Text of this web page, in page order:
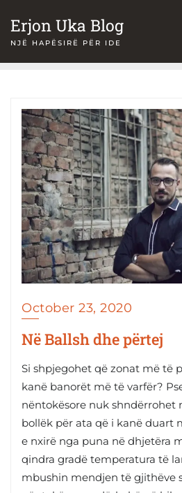
toErjon Uka Blog
NJË HAPËSIRË PËR IDE
October 23, 2020
Në Ballsh dhe përtej
Si shpjegohet që zonat më të
kanë banorët më të varfër?
nëntokësore nuk shndërrohet
bollëk për ata që i kanë duart
e nxirë nga puna në dhjetëra
qindra gradë temperatura të
mbushin mendjen të gjithëve